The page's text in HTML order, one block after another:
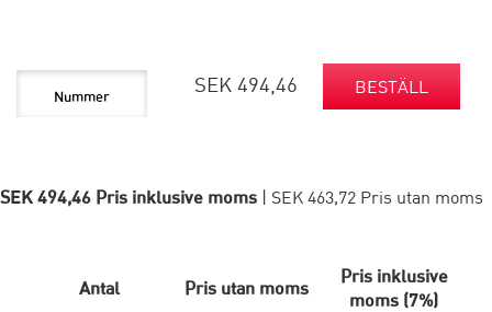
SEK 494,46 BESTÄLL
SEK 494,46 Pris inklusive moms | SEK 463,72 Pris utan moms
Antal Pris utan moms
Pris inklusive
moms (7%)